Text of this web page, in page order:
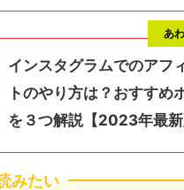
インスタグラムでのアフ
トのやり方は？おすすめ
を３つ解説【2023年最新
あ
みたい